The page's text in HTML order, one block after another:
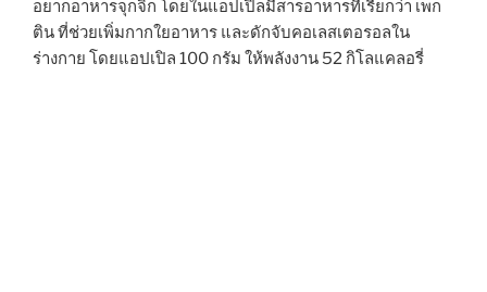
อยากอาหารจุกจิก โดยในแอปเปิลมีสารอาหารที่เรียกว่า เพก
ติน ที่ช่วยเพิ่มกากใยอาหาร และดักจับคอเลสเตอรอลใน
ร่างกาย โดยแอปเปิล 100 กรัม ให้พลังงาน 52 กิโลแคลอรี่